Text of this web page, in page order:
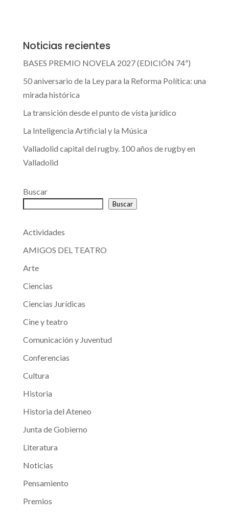
Noticias recientes
BASES PREMIO NOVELA 2027 (EDICIÓN 74ª)
50 aniversario de la Ley para la Reforma Política: una
mirada histórica
La transición desde el punto de vista jurídico
La Inteligencia Artificial y la Música
Valladolid capital del rugby. 100 años de rugby en
Valladolid
Buscar
Buscar
Actividades
AMIGOS DEL TEATRO
Arte
Ciencias
Ciencias Jurídicas
Cine y teatro
Comunicación y Juventud
Conferencias
Cultura
Historia
Historia del Ateneo
Junta de Gobierno
Literatura
Noticias
Pensamiento
Premios